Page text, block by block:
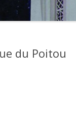
LES
du Poitou